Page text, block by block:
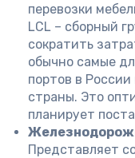
перевозки
LCL – сборный
сократить
обычно самые
портов в
страны. Это
планирует
Представляет